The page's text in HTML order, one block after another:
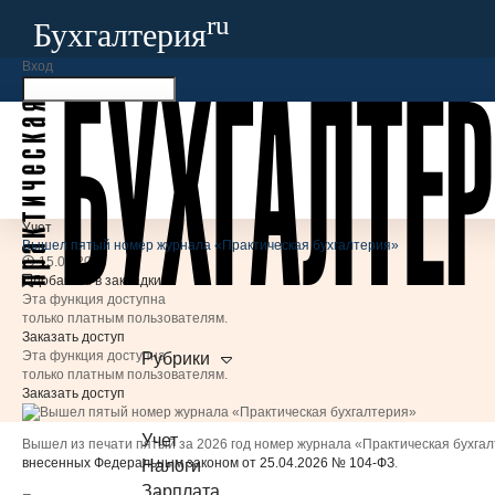
Бухгалтерияru
Бухгалтерияru
Бератор
Учет
Налоги
Зарплата
Сотрудники
Регулирование
Проверки
Арбитраж
СПЕЦПРОЕКТЫ
Изменения-2025
Требования-2025
Налоговый кодекс-2026
ОБЗОРЫ
Обзоры судебной практики
Разъяснения Минфина и ФНС
Вход
Запомнить меня
Забыли свой пароль?
Войти
Регистрация
Бухгалтерия
.ru
Рубрики
Учет
Налоги
Учет
Вышел пятый номер журнала «Практическая бухгалтерия»
15.05.2026
Добавить в закладки
Эта функция доступна
только платным пользователям.
Заказать доступ
Эта функция доступна
только платным пользователям.
Заказать доступ
Вышел из печати пятый за 2026 год номер журнала «Практическая
внесенных Федеральным законом от 25.04.2026 № 104-ФЗ.